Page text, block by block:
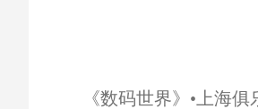
《数码世界》•上海